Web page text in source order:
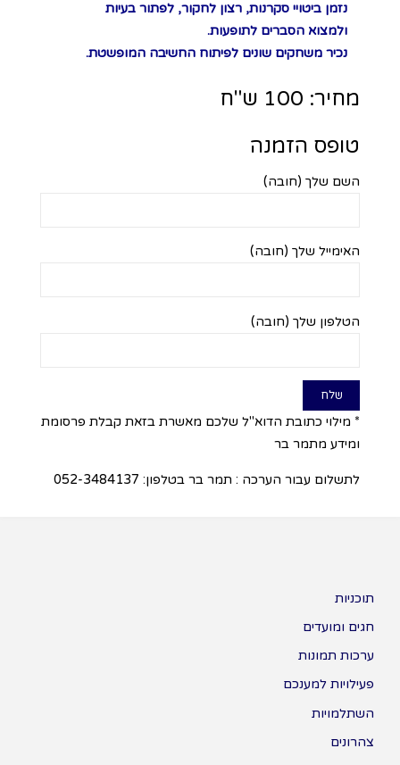
נזמן ביטויי סקרנות, רצון לחקור, לפתור בעיות
ולמצוא הסברים לתופעות.
נכיר משחקים שונים לפיתוח החשיבה המופשטת.
מחיר: 100 ש"ח
טופס הזמנה
השם שלך (חובה)
האימייל שלך (חובה)
הטלפון שלך (חובה)
* מילוי כתובת הדוא"ל שלכם מאשרת בזאת קבלת פרסומת
ומידע מתמר בר
לתשלום עבור הערכה : תמר בר בטלפון: 052-3484137
תוכניות
חגים ומועדים
ערכות תמונות
פעילויות למענכם
השתלמויות
צהרונים